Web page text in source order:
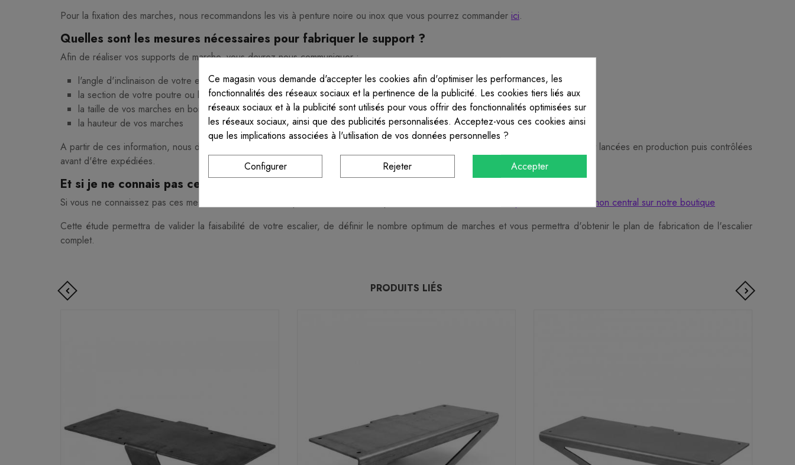
Pour la fixation des marches, nous recommandons les vis à penture noire ou inox que vous pourrez commander ici.
Quelles sont les mesures nécessaires pour fabriquer le support ?
Afin de réaliser vos supports de marche, vous devrez nous communiquer :
l'angle d'inclinaison de votre escalier
la section de votre poutre ou limon
la taille de vos marches en bois (largeur et profondeur)
la hauteur de vos marches
A partir de ces information, nous dessinerons les supports et nous vous ferons valider le plan de fabrication. Les pièces seront ensuit lancées en production puis contrôlées
avant d'être expédiées.
Et si je ne connais pas ces mesures ?
Si vous ne connaissez pas ces mesures ou si vous n'êtes pas sûr de vous, vous pouvez commander notre étude
plan escalier droit limon central sur notre boutique
Cette étude permettra de valider la faisabilité de votre escalier, de définir le nombre optimum de marches et vous permettra d'obtenir le plan de fabrication de l'escalier
complet.
PRODUITS LIÉS
Ce magasin vous demande d'accepter les cookies afin d'optimiser les performances, les
fonctionnalités des réseaux sociaux et la pertinence de la publicité. Les cookies tiers liés aux
réseaux sociaux et à la publicité sont utilisés pour vous offrir des fonctionnalités optimisées sur
les réseaux sociaux, ainsi que des publicités personnalisées. Acceptez-vous ces cookies ainsi
que les implications associées à l'utilisation de vos données personnelles ?
Configurer Rejeter Accepter